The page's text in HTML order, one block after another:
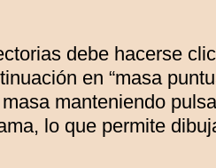
debe hacerse
en “masa
manteniendo
lo que permite